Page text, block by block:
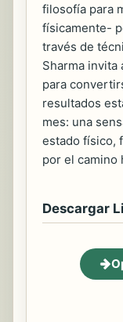
filosofía para
físicamente-
través de
Sharma invita
para
resultados
mes: una
estado físico,
por el camino
Descargar